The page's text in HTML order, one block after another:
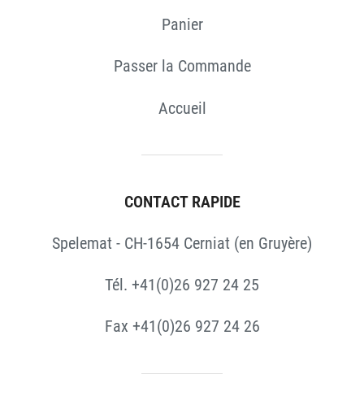
Panier
Passer la Commande
Accueil
CONTACT RAPIDE
Spelemat - CH-1654 Cerniat (en Gruyère)
Tél. +41(0)26 927 24 25
Fax +41(0)26 927 24 26